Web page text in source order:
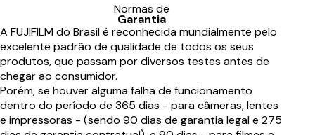
Normas de
Garantia
A FUJIFILM do Brasil é reconhecida mundialmente pelo
excelente padrão de qualidade de todos os seus
produtos, que passam por diversos testes antes de
chegar ao consumidor.
Porém, se houver alguma falha de funcionamento
dentro do período de 365 dias - para câmeras, lentes
e impressoras - (sendo 90 dias de garantia legal e 275